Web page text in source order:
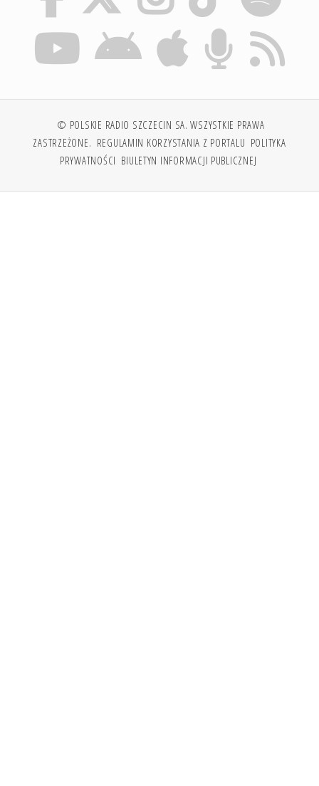
© POLSKIE RADIO SZCZECIN SA. WSZYSTKIE PRAWA
ZASTRZEŻONE. REGULAMIN KORZYSTANIA Z PORTALU POLITYKA
PRYWATNOŚCI BIULETYN INFORMACJI PUBLICZNEJ